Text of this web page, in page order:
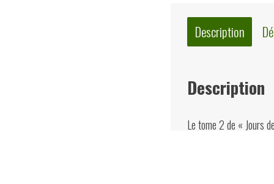
Description
Description
Le tome 2 de « Jours